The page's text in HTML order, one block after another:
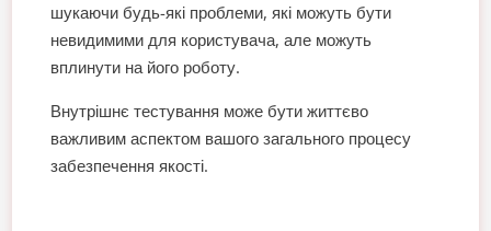
шукаючи будь-які проблеми, які можуть бути
невидимими для користувача, але можуть
вплинути на його роботу.
Внутрішнє тестування може бути життєво
важливим аспектом вашого загального процесу
забезпечення якості.